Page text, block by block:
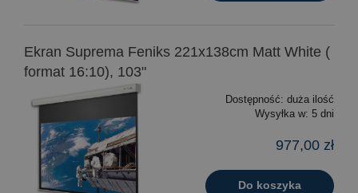
Ekran Suprema Feniks 221x138cm Matt White (
format 16:10), 103"
Dostępność: duża ilość
Wysyłka w: 5 dni
977,00 zł
Do koszyka